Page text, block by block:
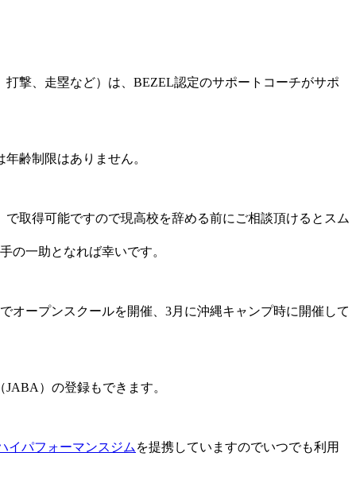
撃、走塁など）は、BEZEL認定のサポートコーチがサポ
齢制限はありません。
で取得可能ですので現高校を辞める前にご相談頂けるとスム
の一助となれば幸いです。
オープンスクールを開催、3月に沖縄キャンプ時に開催して
）の登録もできます。
イパフォーマンスジム を提携していますのでいつでも利用